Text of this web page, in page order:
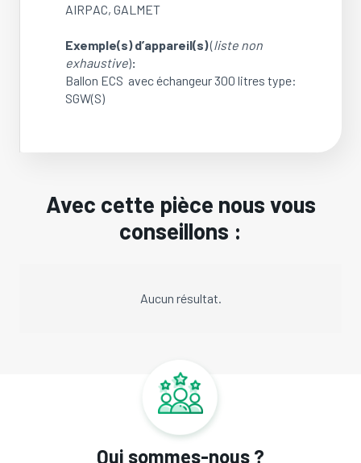
AIRPAC, GALMET
Exemple(s) d’appareil(s)(liste non
exhaustive):
Ballon ECS avec échangeur 300 litres type:
SGW(S)
Avec cette pièce nous vous
conseillons :
Aucun résultat.
Qui sommes-nous ?